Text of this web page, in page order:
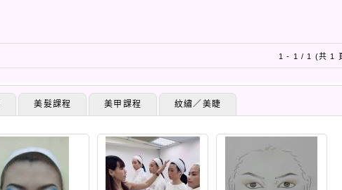
1 - 1 / 1 (共 1
美髮課程 美甲課程 紋繡／美睫